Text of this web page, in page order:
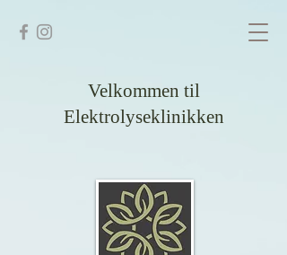
Velkommen til
Elektrolyseklinikken